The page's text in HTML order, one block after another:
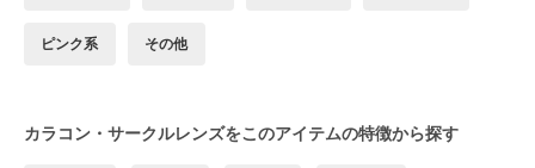
ピンク系 その他
カラコン・サークルレンズをこのアイテムの特徴から探す